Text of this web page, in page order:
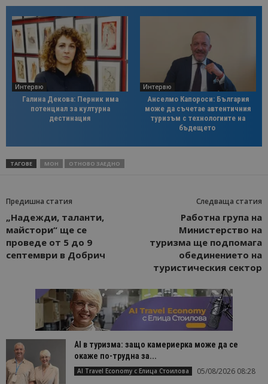
Интервю
Галина Декова: Перник има
потенциал за културна
дестинация
Интервю
Анселмо Капороси: България
може да съчетае автентичния
туризъм с технологиите на
бъдещето
ТАГОВЕ МОН ОТНОВО ЗАЕДНО
Предишна статия
„Надежди, таланти,
майстори“ ще се
проведе от 5 до 9
септември в Добрич
Следваща статия
Работна група на
Министерство на
туризма ще подпомага
обединението на
туристическия сектор
AI в туризма: защо камериерка може да се
окаже по-трудна за...
AI Travel Economy с Елица Стоилова 05/08/2026 08:28